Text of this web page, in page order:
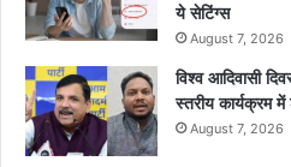
ये सेटिंग्स
August 7, 2026
विश्व आदिवासी
स्तरीय कार्यक्रम
August 7, 2026